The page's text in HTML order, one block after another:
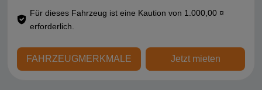
Für dieses Fahrzeug ist eine Kaution von 1.000,00 ¤
erforderlich.
FAHRZEUGMERKMALE Jetzt mieten